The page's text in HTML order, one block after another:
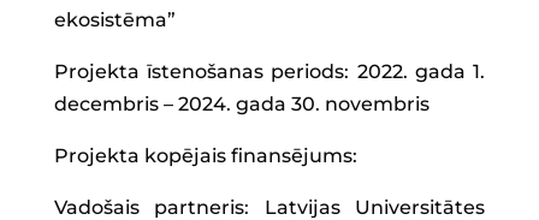
ekosistēma”
Projekta īstenošanas periods: 2022. gada 1.
decembris – 2024. gada 30. novembris
Projekta kopējais finansējums:
Vadošais partneris: Latvijas Universitātes